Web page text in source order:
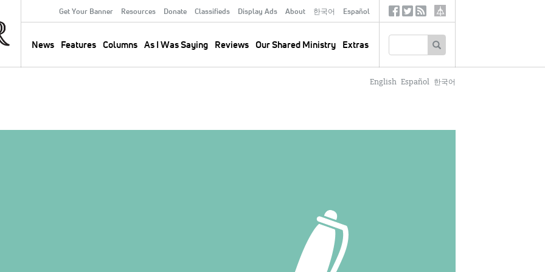
Secondary
Menu
Get Your Banner Resources Donate Classifieds Display Ads About 한국어 Español
News Features Columns As I Was Saying Reviews Our Shared Ministry Extras
SocialTertiary
English Español 한국어